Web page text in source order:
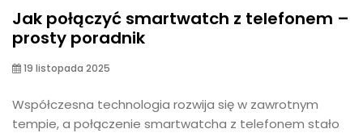
Jak połączyć smartwatch z telefonem –
prosty poradnik
19 listopada 2025
Współczesna technologia rozwija się w zawrotnym
tempie, a połączenie smartwatcha z telefonem stało